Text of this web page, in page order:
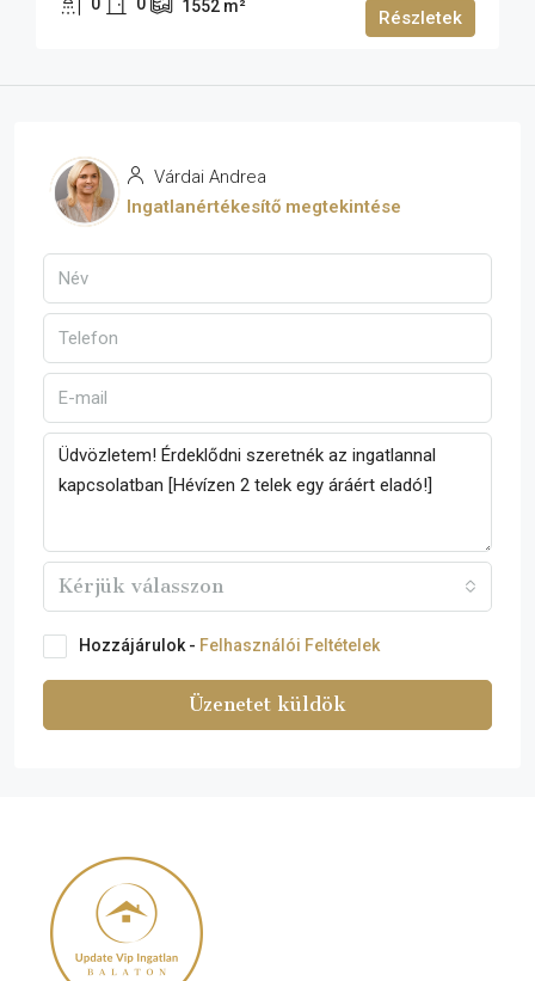
1552 m²
Részletek
Várdai Andrea
Ingatlanértékesítő megtekintése
Kérjük válasszon
Hozzájárulok - Felhasználói Feltételek
Üzenetet küldök